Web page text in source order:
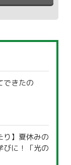
できたの
り】夏休みの
びに！「光の